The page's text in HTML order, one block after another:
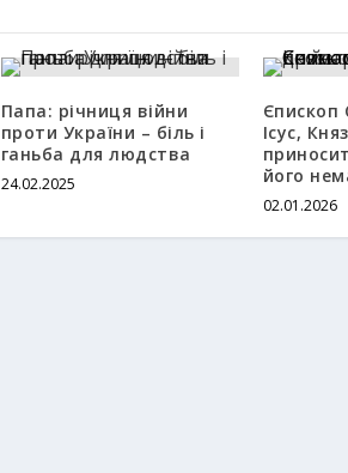
Папа: річниця війни
проти України – біль і
ганьба для людства
24.02.2025
Єпископ
Ісус,
його
02.01.2026